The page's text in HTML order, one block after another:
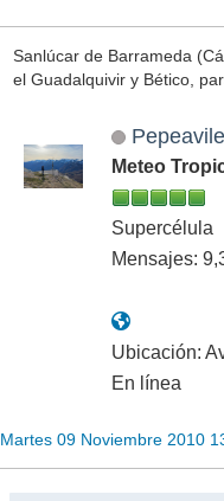
Sanlúcar de Barrameda
el Guadalquivir y Bético,
Meteo
Supercélula
Mensajes:
Ubicación:
En línea
Martes 09 Noviembre 2010